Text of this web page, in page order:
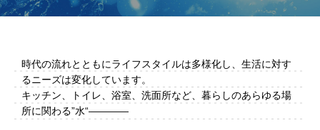
ッ -
s
i
o
事
業
内
時代の流れとともにライフスタイルは多様化し、生活に対す
るニーズは変化しています。
キッチン、トイレ、浴室、洗面所など、暮らしのあらゆる場
所に関わる”水“————
i